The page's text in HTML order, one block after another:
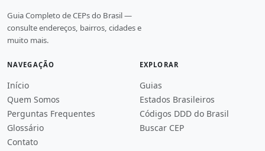
Guia Completo de CEPs do Brasil —
consulte endereços, bairros, cidades e
muito mais.
NAVEGAÇÃO
Início
Quem Somos
Perguntas Frequentes
Glossário
Contato
EXPLORAR
Guias
Estados Brasileiros
Códigos DDD do Brasil
Buscar CEP